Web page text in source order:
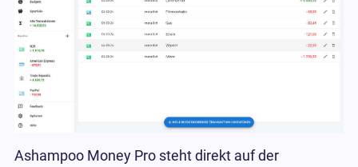
Ashampoo Money Pro steht direkt auf der